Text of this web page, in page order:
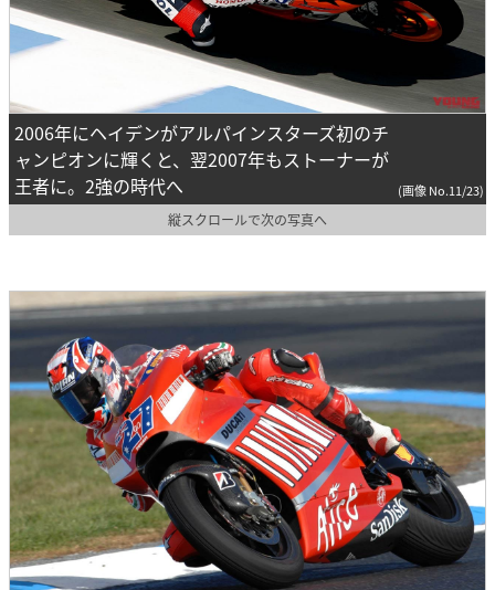
2006年にヘイデンがアルパインスターズ初のチ
ャンピオンに輝くと、翌2007年もストーナーが
王者に。2強の時代へ
(画像 No.11/23)
縦スクロールで次の写真へ